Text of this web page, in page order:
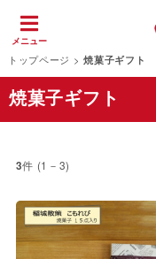
メニュー
トップページ >焼菓子ギフト
焼菓子ギフト
3件 (1－3)